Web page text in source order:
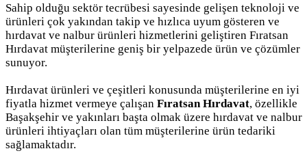
Sahip olduğu sektör tecrübesi sayesinde gelişen teknoloji ve
ürünleri çok yakından takip ve hızlıca uyum gösteren ve
hırdavat ve nalbur ürünleri hizmetlerini geliştiren Fıratsan
Hırdavat müşterilerine geniş bir yelpazede ürün ve çözümler
sunuyor.
Hırdavat ürünleri ve çeşitleri konusunda müşterilerine en iyi
fiyatla hizmet vermeye çalışan Fıratsan Hırdavat, özellikle
Başakşehir ve yakınları başta olmak üzere hırdavat ve nalbur
ürünleri ihtiyaçları olan tüm müşterilerine ürün tedariki
sağlamaktadır.